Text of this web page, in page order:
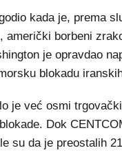
kada je, prema
američki borbeni
je opravdao
blokadu
je već osmi
Dok
su da je preostalih